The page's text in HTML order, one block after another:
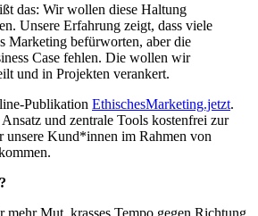
das: Wir wollen diese Haltung
Unsere Erfahrung zeigt, dass viele
Marketing befürworten, aber die
Case fehlen. Die wollen wir
und in Projekten verankert.
EthischesMarketing.jetzt.
und zentrale Tools kostenfrei zur
unsere Kund*innen im Rahmen von
mehr Mut, krasses Tempo gegen Richtung